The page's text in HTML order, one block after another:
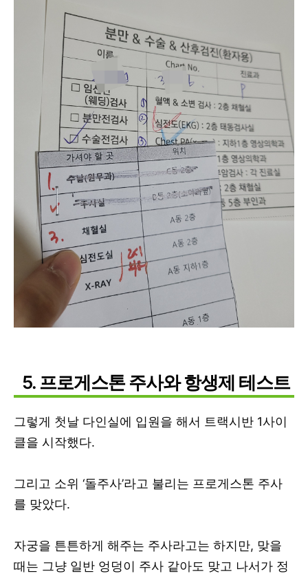
5. 프로게스톤 주사와 항생제 테스트
그렇게 첫날 다인실에 입원을 해서 트랙시반 1사이
클을 시작했다.
그리고 소위 ‘돌주사’라고 불리는 프로게스톤 주사
를 맞았다.
자궁을 튼튼하게 해주는 주사라고는 하지만, 맞을
때는 그냥 일반 엉덩이 주사 같아도 맞고 나서가 정